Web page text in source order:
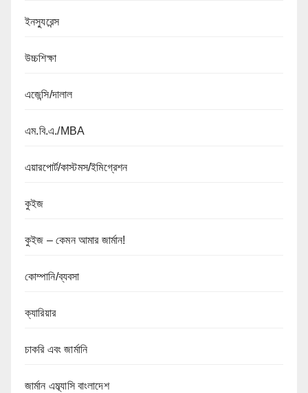
ইনস্যুরেন্স
উচ্চশিক্ষা
এজেন্সি/দালাল
এম.বি.এ./MBA
এয়ারপোর্ট/কাস্টমস/ইমিগ্রেশন
কুইজ
কুইজ – কেমন আমার জার্মান!
কোম্পানি/ব্যবসা
ক্যারিয়ার
চাকরি এবং জার্মানি
জার্মান এম্ব্যাসি বাংলাদেশ